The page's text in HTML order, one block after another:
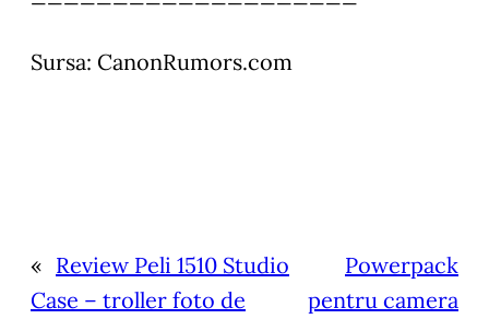
Sursa: CanonRumors.com
« Review Peli 1510 Studio
Case – troller foto de
Powerpack
pentru camera